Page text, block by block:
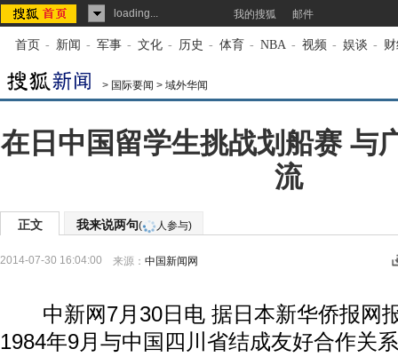
loading... 我的搜狐 邮件
首页 - 新闻 - 军事 - 文化 - 历史 - 体育 - NBA - 视频 - 娱谈 -
> 国际要闻 > 域外华闻
在日中国留学生挑战划船赛 与
流
正文 我来说两句( 人参与)
2014-07-30 16:04:00 来源： 中国新闻网
中新网7月30日电 据日本新华侨报网
1984年9月与中国四川省结成友好合作关